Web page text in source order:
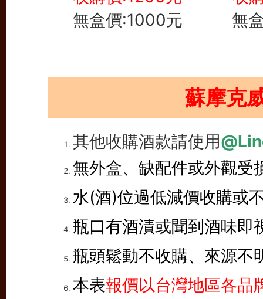
無盒價:1000元
無
蘇摩克
其他收購酒款請使用
無外盒、缺配件或外觀受
水(酒)位過低減價收購或
瓶口有酒漬或聞到酒味即
瓶頭鬆動不收購、來源不
本表報價以台灣地區各品